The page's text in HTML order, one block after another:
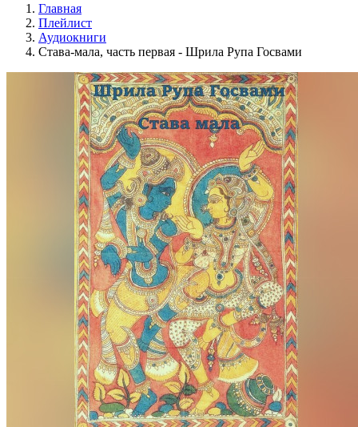
Главная
Плейлист
Аудиокниги
Става-мала, часть первая - Шрила Рупа Госвами